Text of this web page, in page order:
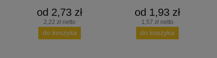
od 2,73 zł
2,22 zł netto
do koszyka
od 1,93 zł
1,57 zł netto
do koszyka